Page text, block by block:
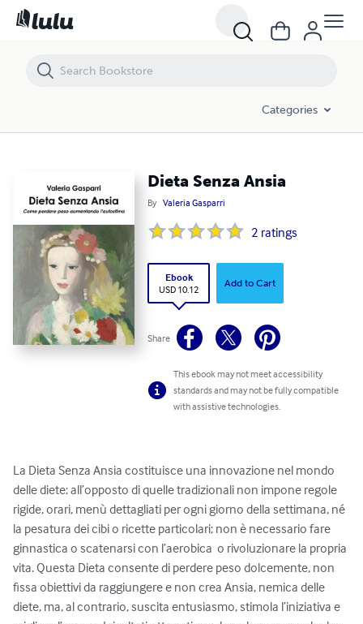
Categories
Dieta Senza Ansia
By Valeria Gasparri
2 ratings
Ebook
USD 10.12
Add to Cart
Share
This ebook may not meet accessibility
standards and may not be fully compatible
with assistive technologies.
La Dieta Senza Ansia costituisce una innovazione nel mondo
delle diete: all’opposto di quelle tradizionali non impone regole
rigide, orari, menù dettagliati per ogni giorno della settimana, né
la pesatura dei cibi o ricette particolari; non è necessario fare
ginnastica o scatenarsi con l’aerobica  o rivoluzionare la propria
vita. Questa Dieta consente di perdere peso dolcemente, non
fissa obiettivi da raggiungere e non crea Ansia, nemica delle
diete, ma, al contrario, suscita entusiasmo, stimola l’iniziativa e
Dieta Senza Ansia